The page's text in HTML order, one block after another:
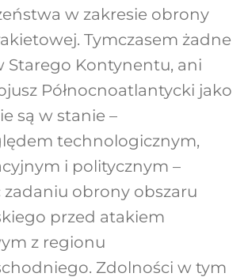
w zakresie obrony
Tymczasem żadne
Starego Kontynentu, ani
Północnoatlantycki jako
są w stanie –
technologicznym,
i politycznym –
zadaniu obrony obszaru
przed atakiem
z regionu
Zdolności w tym